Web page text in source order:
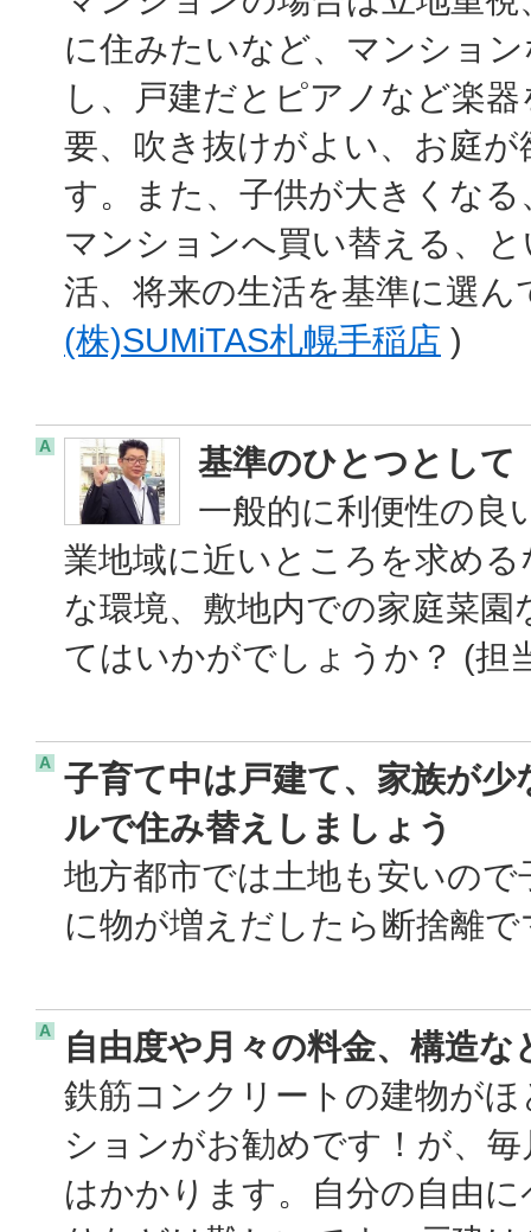
に住みたいなど、マンショ
し、戸建だとピアノなど楽
要、吹き抜けがよい、お庭
す。また、子供が大きくな
マンションへ買い替える、
活、将来の生活を基準に選
(株)SUMiTAS札幌手稲店 )
A
基準のひとつとして
一般的に利便性の良
業地域に近いところを求め
な環境、敷地内での家庭菜
てはいかがでしょうか？ (担
A
子育て中は戸建て、家族が
ルで住み替えしましょう
地方都市では土地も安いの
に物が増えだしたら断捨離
A
自由度や月々の料金、構造
鉄筋コンクリートの建物が
ションがお勧めです！が、
はかかります。自分の自由